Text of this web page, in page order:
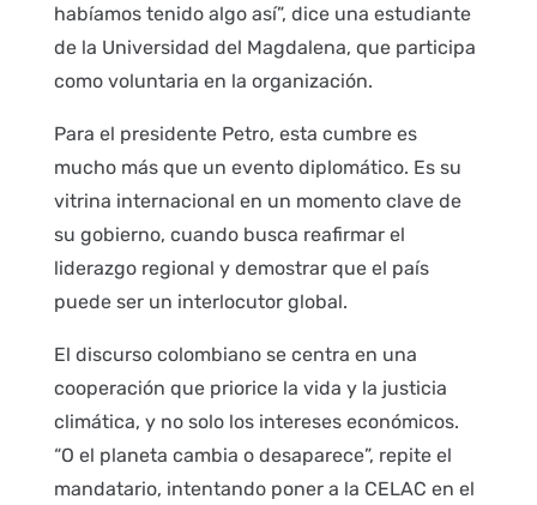
habíamos tenido algo así”, dice una estudiante
de la Universidad del Magdalena, que participa
como voluntaria en la organización.
Para el presidente Petro, esta cumbre es
mucho más que un evento diplomático. Es su
vitrina internacional en un momento clave de
su gobierno, cuando busca reafirmar el
liderazgo regional y demostrar que el país
puede ser un interlocutor global.
El discurso colombiano se centra en una
cooperación que priorice la vida y la justicia
climática, y no solo los intereses económicos.
“O el planeta cambia o desaparece”, repite el
mandatario, intentando poner a la CELAC en el